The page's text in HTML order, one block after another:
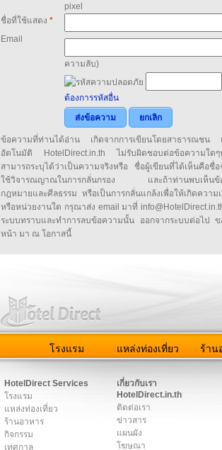
pixel
ชื่อที่ใช้แสดง *
Email
ความลับ)
ต้องการรหัสอื่น
ส่งข้อความ
ยกเลิก
ข้อความที่ท่านได้อ่าน เกิดจากการเขียนโดยสาธารณชน
อัตโนมัติ HotelDirect.in.th ไม่รับผิดชอบต่อข้อความใด
สามารถระบุได้ว่าเป็นความจริงหรือ ชื่อผู้เขียนที่ได้เห็นคือชื่
ใช้วิจารณญาณในการกลั่นกรอง และถ้าท่านพบเห็นข้อ
กฎหมายและศีลธรรม หรือเป็นการกลั่นแกล้งเพื่อให้เกิดควา
หรือหน่วยงานใด กรุณาส่ง email มาที่
ระบบทราบและทำการลบข้อความนั้น ออกจากระบบต่อไป
หน้า มา ณ โอกาสนี้
โรงแรม แหล่งท่องเที่ยว ร้าน
HotelDirect Services
โรงแรม
แหล่งท่องเที่ยว
ร้านอาหาร
กิจกรรม
เทศกาล
เกี่ยวกับเรา
HotelDirect.in.th
ติดต่อเรา
ข่าวสาร
แผนผัง
โฆษณา